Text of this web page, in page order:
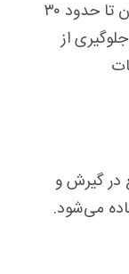
پیشرفته‌ترین و قدرتمندترین نوع فوق روان‌کننده‌ها، از پلی‌کربوکسیلات‌ها ساخته شده‌اند و به نسل سوم این افزودنی‌ها تعلق دارند. این نوع با کاهش نسبت آب به سیمان تا حدود ۳۰
از
در گیرش و
می‌شود.